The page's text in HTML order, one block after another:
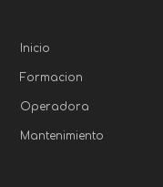
Inicio
Formacion
Operadora
Mantenimiento